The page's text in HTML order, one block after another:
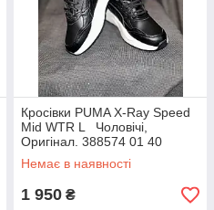
Кросівки PUMA X-Ray Speed
Mid WTR L Чоловічі,
Оригінал. 388574 01 40
Немає в наявності
1 950 ₴